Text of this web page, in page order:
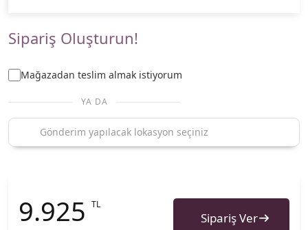
Sipariş Oluşturun!
Mağazadan teslim almak istiyorum
YA DA
9.925 TL
Sipariş Ver